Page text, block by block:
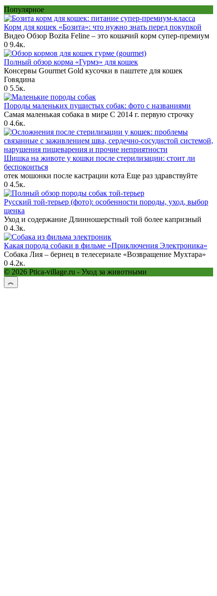
Популярное
Корм для кошек «Бозита»: что нужно знать перед покупкой
Видео Обзор Bozita Feline – это кошачий корм супер-премиум
0 9.4к.
Полный обзор корма «Гурмэ» для кошек
Консервы Gourmet Gold кусочки в паштете для кошек
Говядина
0 5.5к.
Породы маленьких пушистых собак: фото с названиями
Самая маленькая собака в мире С 2014 г. первую строчку
0 4.6к.
Шишка на животе у кошки после стерилизации: стоит ли
беспокоиться
отек мошонки после кастрации кота Еще раз здравствуйте
0 4.5к.
Русский той-терьер (фото): особенности породы, уход, выбор
щенка
Уход и содержание Длинношерстный той более капризный
0 4.3к.
Какая порода собаки в фильме «Приключения Электроника»
Собака Лия – бернец в телесериале «Возвращение Мухтара»
0 4.2к.
© 2026 Ptica-village.ru - Уход за животными